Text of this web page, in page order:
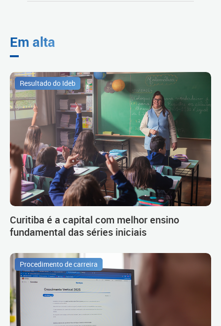
Em alta
Resultado do Ideb
Curitiba é a capital com melhor ensino
fundamental das séries iniciais
Procedimento de carreira